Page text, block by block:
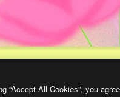
ツ
じます
“Accept All Cookies”, you